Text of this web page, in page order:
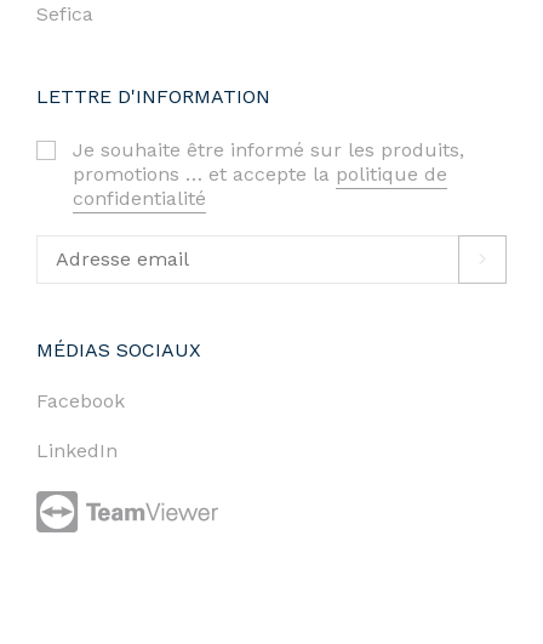
Sefica
LETTRE D'INFORMATION
Je souhaite être informé sur les produits,
promotions … et accepte la politique de
confidentialité
MÉDIAS SOCIAUX
Facebook
LinkedIn